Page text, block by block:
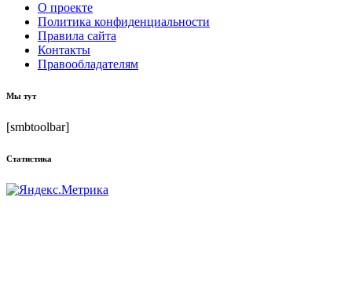
О проекте
Политика конфиденциальности
Правила сайта
Контакты
Правообладателям
Мы тут
[smbtoolbar]
Статистика